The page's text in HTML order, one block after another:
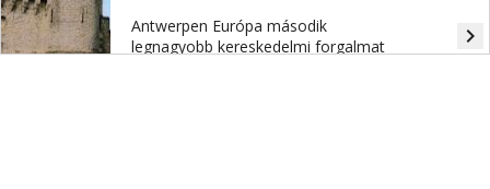
Antwerpen Európa második
legnagyobb kereskedelmi forgalmat
navigate_next